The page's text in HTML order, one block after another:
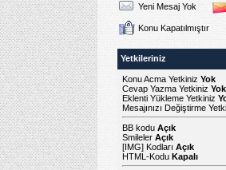
Yeni Mesaj Yok
Konu Kapatılmıştır
Yetkileriniz
Konu Acma Yetkiniz Yok
Cevap Yazma Yetkiniz Yok
Eklenti Yükleme Yetkiniz
Mesajınızı Değiştirme
BB kodu Açık
Smileler Açık
[IMG] Kodları Açık
HTML-Kodu Kapalı